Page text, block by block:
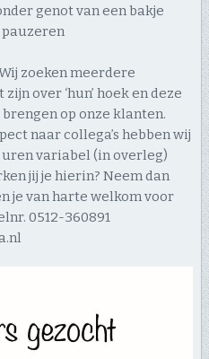
genot van een bakje
zoeken meerdere
over ‘hun’ hoek en deze
op onze klanten.
naar collega’s hebben wij
variabel (in overleg)
jij je hierin? Neem dan
je van harte welkom voor
0512-360891